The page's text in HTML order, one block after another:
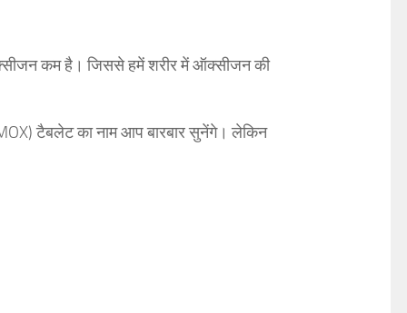
कम है। जिससे हमें शरीर में ऑक्सीजन की
टैबलेट का नाम आप बारबार सुनेंगे। लेकिन